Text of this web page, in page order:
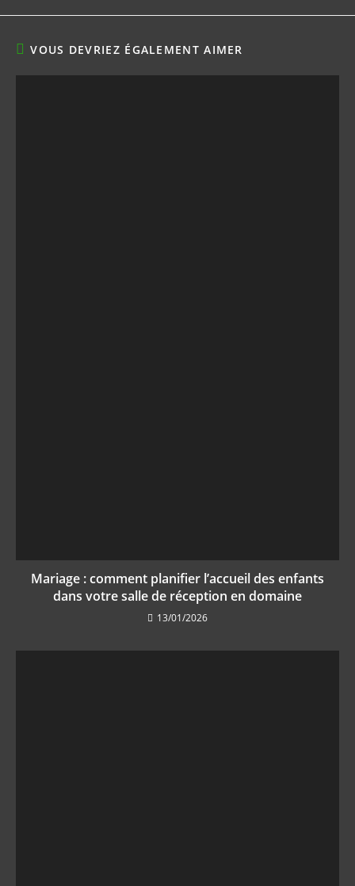
VOUS DEVRIEZ ÉGALEMENT AIMER
Mariage : comment planifier l’accueil des enfants
dans votre salle de réception en domaine
13/01/2026